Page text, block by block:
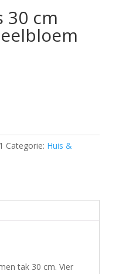
30 cm
Categorie: Huis &
tak 30 cm. Vier